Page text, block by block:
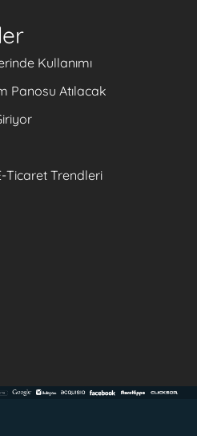
Kullanımı
Panosu Atılacak
Ticaret Trendleri